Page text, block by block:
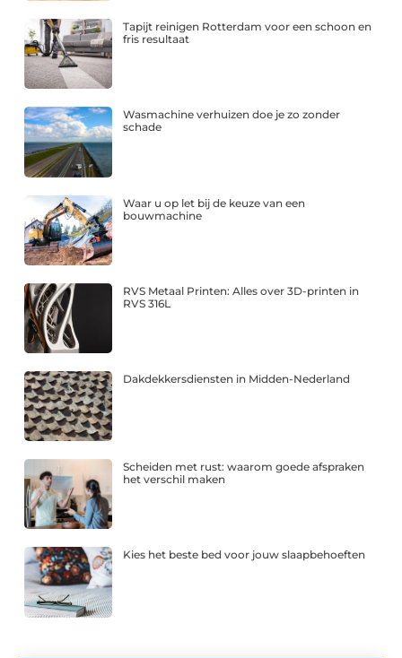
Tapijt reinigen Rotterdam voor een schoon en
fris resultaat
Wasmachine verhuizen doe je zo zonder
schade
Waar u op let bij de keuze van een
bouwmachine
RVS Metaal Printen: Alles over 3D-printen in
RVS 316L
Dakdekkersdiensten in Midden-Nederland
Scheiden met rust: waarom goede afspraken
het verschil maken
Kies het beste bed voor jouw slaapbehoeften